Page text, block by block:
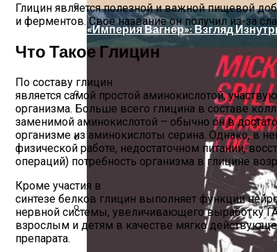
Первичный Рынок Сервисных
Арахисовая Паста Sugar Free (без
7 Мифов О Путешествиях
«Империя Вагнер»: Взгляд
Глицин является полезной и важной пищевой
и ферментов. Свое название он получил из-за
Что Такое Глицин
По составу глицин
является самой простой аминокислотой,
организма. Больше всего глицина в составе
заменимой аминокислотой – обычно он в
организме из аминокислоты серина. Однако, в
физической работе, недостаточном питании,
операций) потребность организма в глицине
Кроме участия в
синтезе белков глицин выполняет функции
нервной системы, увеличивающего выработку
взрослым и детям в качестве мягко
препарата.